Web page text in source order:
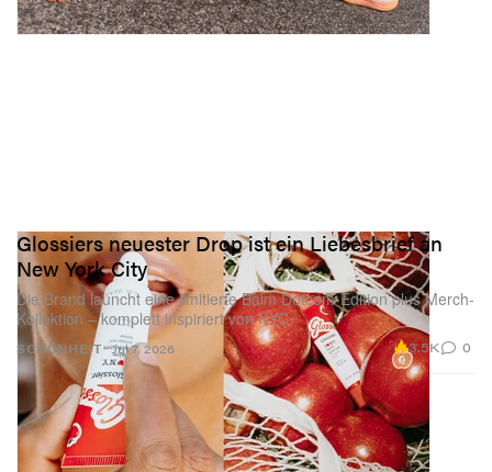
SCHÖNHEIT
Glossiers neuester Drop ist ein Liebesbrief an
New York City
Die Brand launcht eine limitierte Balm Dotcom-Edition plus Merch-
Kollektion – komplett inspiriert von NYC.
Jul 7, 2026 3.5K 0